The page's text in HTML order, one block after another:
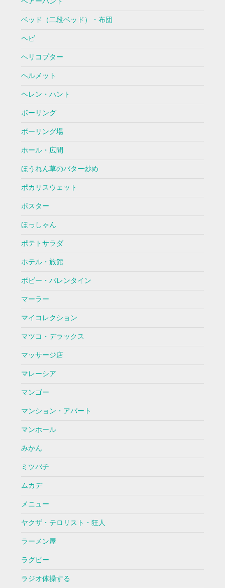
ベッド（二段ベッド）・布団
ヘビ
ヘリコプター
ヘルメット
ヘレン・ハント
ボーリング
ボーリング場
ホール・広間
ほうれん草のバター炒め
ポカリスウェット
ポスター
ほっしゃん
ポテトサラダ
ホテル・旅館
ボビー・バレンタイン
マーラー
マイコレクション
マツコ・デラックス
マッサージ店
マレーシア
マンゴー
マンション・アパート
マンホール
みかん
ミツバチ
ムカデ
メニュー
ヤクザ・テロリスト・狂人
ラーメン屋
ラグビー
ラジオ体操する